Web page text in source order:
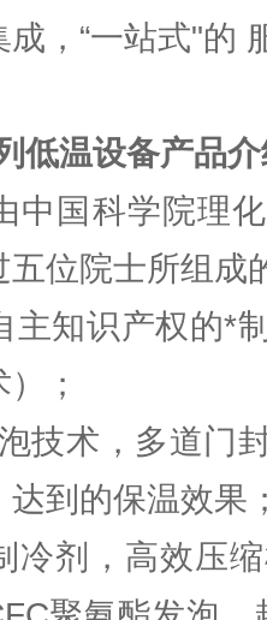
，“一站式"的
低温设备产品
中国科学院理
五位院士所组成
主知识产权的*
；
技术，多道门
达到的保温效果
冷剂，高效压